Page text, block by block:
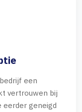
een
vertrouwen bij
eerder geneigd